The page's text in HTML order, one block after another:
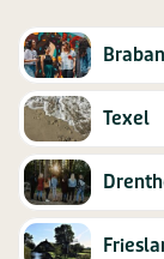
Texel